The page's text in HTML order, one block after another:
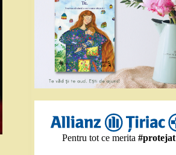
Pentru tot ce merita#protejat